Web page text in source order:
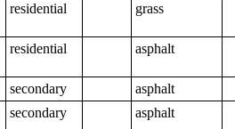
residential grass
residential asphalt
secondary
asphalt
secondary asphalt